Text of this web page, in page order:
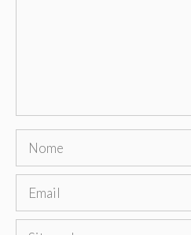
Nome
Email
Sito